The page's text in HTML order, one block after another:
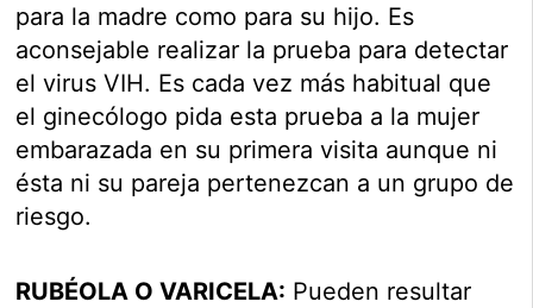
para la madre como para su hijo. Es
aconsejable realizar la prueba para detectar
el virus VIH. Es cada vez más habitual que
el ginecólogo pida esta prueba a la mujer
embarazada en su primera visita aunque ni
ésta ni su pareja pertenezcan a un grupo de
riesgo.
RUBÉOLA O VARICELA: Pueden resultar